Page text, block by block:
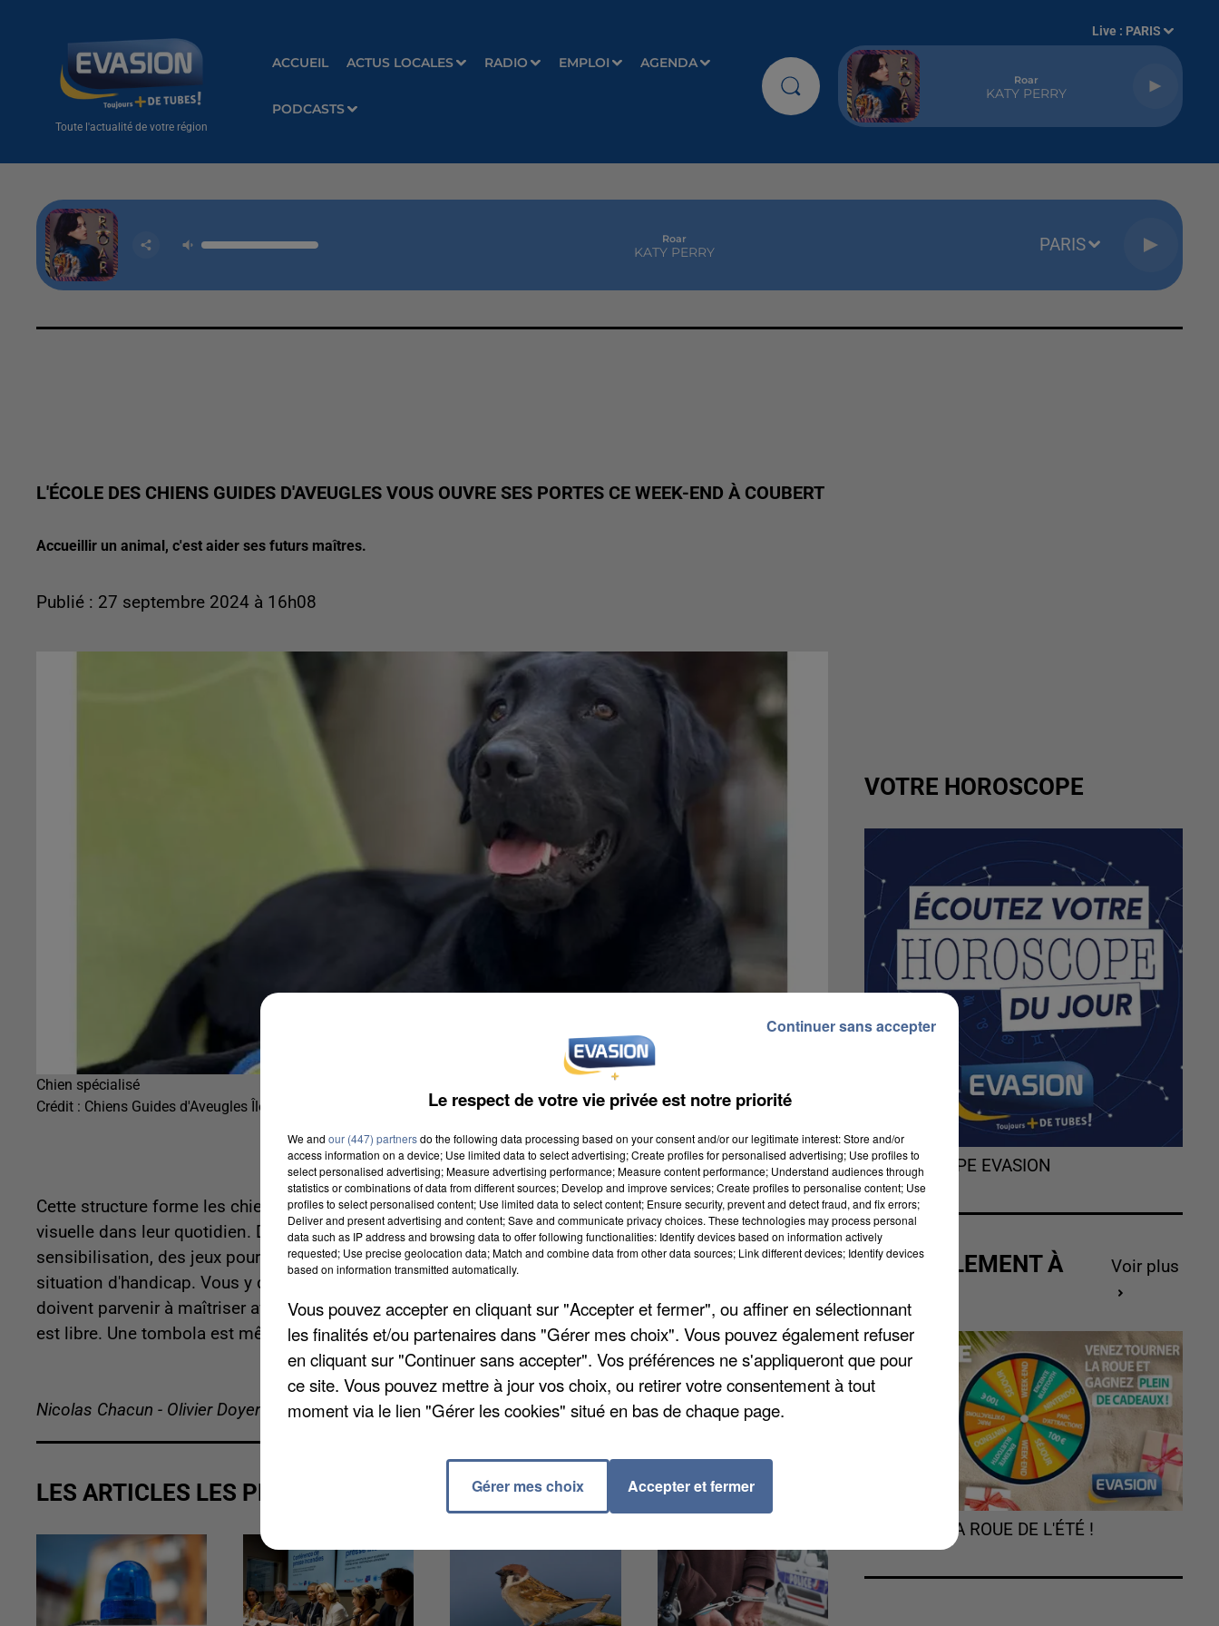
Toute l'actualité de votre région
ACCUEIL ACTUS LOCALES RADIO EMPLOI AGENDA
PODCASTS
Live : PARIS
Roar
KATY PERRY
Roar
KATY PERRY PARIS
L'ÉCOLE DES CHIENS GUIDES D'AVEUGLES VOUS OUVRE SES PORTES CE WEEK-END À COUBERT
Accueillir un animal, c'est aider ses futurs maîtres.
Publié : 27 septembre 2024 à 16h08
Chien spécialisé
Crédit : Chiens Guides d'Aveugles Île-de-France
Cette structure forme les chiens qui accompagneront les personnes qui souffrent de déficience
visuelle dans leur quotidien. Dimanche, de 8h à 16h, elle vous proposera des activités de
sensibilisation, des jeux pour les enfants ou encore la mise en avant de la pratique du sport en
situation d'handicap. Vous y découvrirez les nombreux exercices que les chiens guides d'aveugles
doivent parvenir à maîtriser avant d'être confiés à leur futur maître. C'est au lieu-dit Le Poteau et l'accès
est libre. Une tombola est même prévue avec des lots à gagner.
Nicolas Chacun - Olivier Doyen
LES ARTICLES LES PLUS VUS
VOTRE HOROSCOPE
L'HOROSCOPE EVASION
ACTUELLEMENT À
Voir plus
TOURNEZ LA ROUE DE L'ÉTÉ !
Le respect de votre vie privée est notre priorité
We and our (447) partnersdo the following data processing based on your consent and/or our legitimate interest: Store and/or
access information on a device; Use limited data to select advertising; Create profiles for personalised advertising; Use profiles to
select personalised advertising; Measure advertising performance; Measure content performance; Understand audiences through
statistics or combinations of data from different sources; Develop and improve services; Create profiles to personalise content; Use
profiles to select personalised content; Use limited data to select content; Ensure security, prevent and detect fraud, and fix errors;
Deliver and present advertising and content; Save and communicate privacy choices. These technologies may process personal
data such as IP address and browsing data to offer following functionalities: Identify devices based on information actively
requested; Use precise geolocation data; Match and combine data from other data sources; Link different devices; Identify devices
based on information transmitted automatically.
Vous pouvez accepter en cliquant sur "Accepter et fermer", ou affiner en sélectionnant
les finalités et/ou partenaires dans "Gérer mes choix". Vous pouvez également refuser
en cliquant sur "Continuer sans accepter". Vos préférences ne s'appliqueront que pour
ce site. Vous pouvez mettre à jour vos choix, ou retirer votre consentement à tout
moment via le lien "Gérer les cookies" situé en bas de chaque page.
Gérer mes choix Accepter et fermer
Continuer sans accepter